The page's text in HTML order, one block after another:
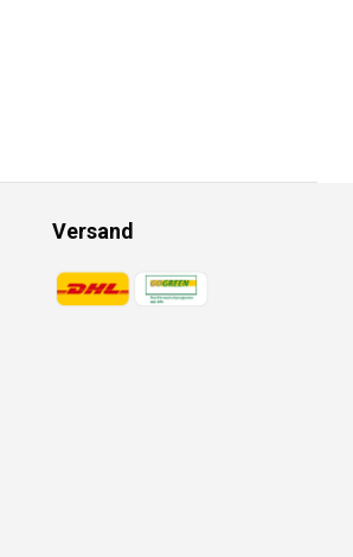
Versand
Zahlungsmethoden